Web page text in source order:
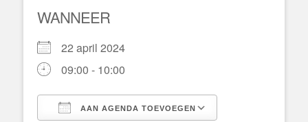
WANNEER
22 april 2024
09:00 - 10:00
AAN AGENDA TOEVOEGEN